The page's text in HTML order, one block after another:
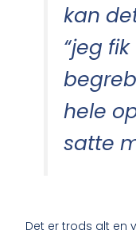
kan
“jeg
hele
satte
Det er trods alt en